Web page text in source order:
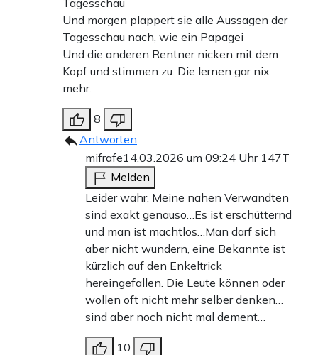
Und morgen plappert sie alle Aussagen der
Tagesschau nach, wie ein Papagei
Und die anderen Rentner nicken mit dem
Kopf und stimmen zu. Die lernen gar nix
mehr.
8
Antworten
mifrafe14.03.2026 um 09:24 Uhr 147T
Melden
Leider wahr. Meine nahen Verwandten
sind exakt genauso…Es ist erschütternd
und man ist machtlos…Man darf sich
aber nicht wundern, eine Bekannte ist
kürzlich auf den Enkeltrick
hereingefallen. Die Leute können oder
wollen oft nicht mehr selber denken…
sind aber noch nicht mal dement…
10